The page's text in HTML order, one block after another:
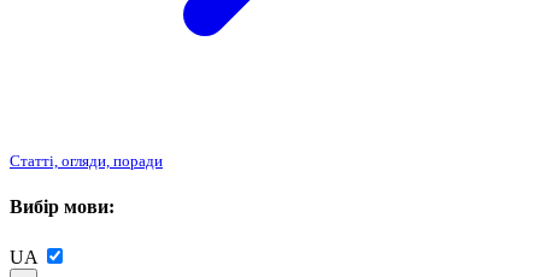
Статті, огляди, поради
Вибір мови:
UA